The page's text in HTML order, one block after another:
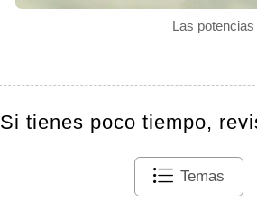
Las
Si tienes poco tiempo,
Temas